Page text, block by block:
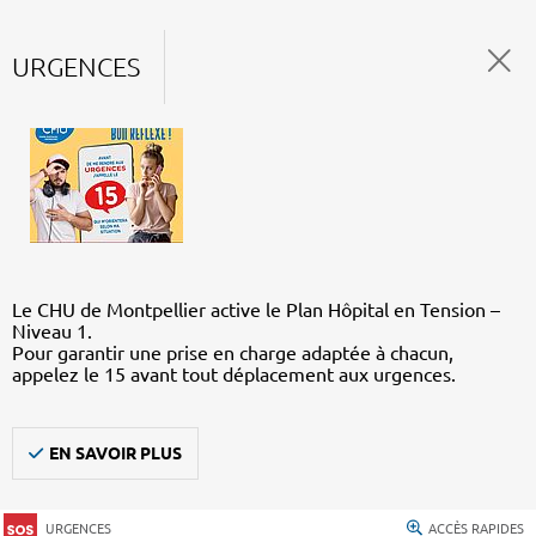
URGENCES
Le CHU de Montpellier active le Plan Hôpital en Tension –
Niveau 1.
Pour garantir une prise en charge adaptée à chacun,
appelez le 15 avant tout déplacement aux urgences.
EN SAVOIR PLUS
URGENCES ACCÈS RAPIDES